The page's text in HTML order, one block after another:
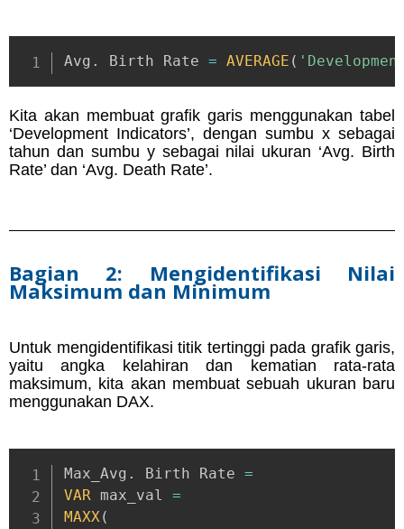
Avg . Birth Rate = AVERAGE (
Kita akan membuat grafik garis menggunakan tabel
‘Development Indicators’, dengan sumbu x sebagai
tahun dan sumbu y sebagai nilai ukuran ‘Avg. Birth
Rate’ dan ‘Avg. Death Rate’.
Bagian 2: Mengidentifikasi Nilai
Maksimum dan Minimum
Untuk mengidentifikasi titik tertinggi pada grafik garis,
yaitu angka kelahiran dan kematian rata-rata
maksimum, kita akan membuat sebuah ukuran baru
menggunakan DAX.
Max_Avg . Birth Rate =
VAR max_val =
MAXX(